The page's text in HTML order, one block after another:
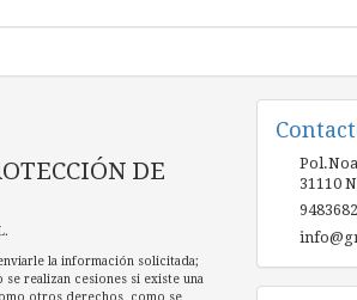
DE
la información solicitada;
se realizan cesiones si existe una
31110